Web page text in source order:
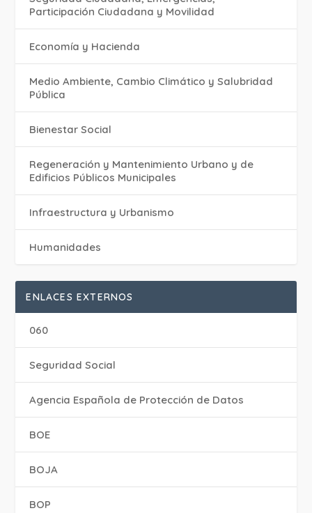
Participación Ciudadana y Movilidad
Economía y Hacienda
Medio Ambiente, Cambio Climático y Salubridad
Pública
Bienestar Social
Regeneración y Mantenimiento Urbano y de
Edificios Públicos Municipales
Infraestructura y Urbanismo
Humanidades
ENLACES EXTERNOS
060
Seguridad Social
Agencia Española de Protección de Datos
BOE
BOJA
BOP